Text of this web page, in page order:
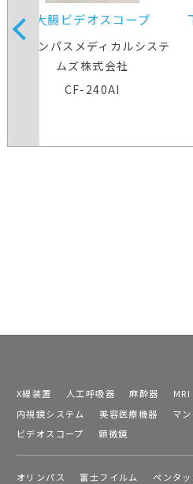
大腸ビデオスコープ
オリンパスメディカルシステ
ムズ株式会社
CF-240AI
X線装置 人工呼吸器 麻酔器 MRI
内視鏡システム
美容医療機器 マ
ビデオスコープ
顕微鏡
オリンパス 富士フイルム ペンタ